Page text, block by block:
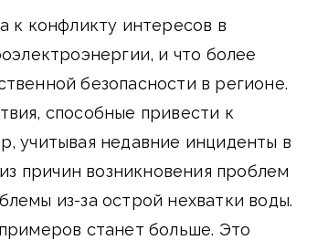
к конфликту интересов в
и что более
безопасности в регионе.
способные привести к
учитывая недавние инциденты в
причин возникновения проблем
из-за острой нехватки воды.
станет больше. Это